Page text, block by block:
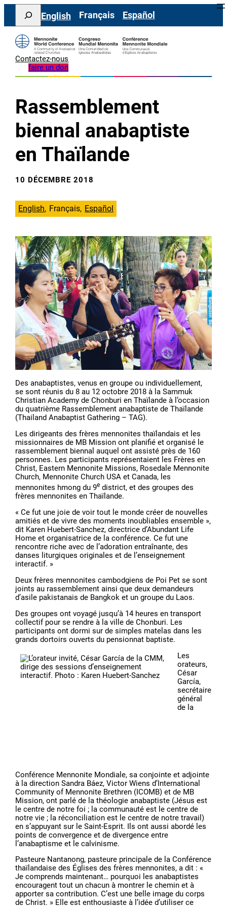
Aller
contenu
Search
English Français Español
Contactez-nous
faire un don
Rassemblement
biennal anabaptiste
en Thaïlande
10 DÉCEMBRE 2018
English Français Español
Des anabaptistes, venus en groupe ou individuellement,
se sont réunis du 8 au 12 octobre 2018 à la Sammuk
Christian Academy de Chonburi en Thaïlande à l’occasion
du quatrième Rassemblement anabaptiste de Thaïlande
(Thailand Anabaptist Gathering – TAG).
Les dirigeants des frères mennonites thaïlandais et les
missionnaires de MB Mission ont planifié et organisé le
rassemblement biennal auquel ont assisté près de 160
personnes. Les participants représentaient les Frères en
Christ, Eastern Mennonite Missions, Rosedale Mennonite
Church, Mennonite Church USA et Canada, les
mennonites hmong du 9e district, et des groupes des
frères mennonites en Thaïlande.
« Ce fut une joie de voir tout le monde créer de nouvelles
amitiés et de vivre des moments inoubliables ensemble »,
dit Karen Huebert-Sanchez, directrice d’Abundant Life
Home et organisatrice de la conférence. Ce fut une
rencontre riche avec de l’adoration entraînante, des
danses liturgiques originales et de l’enseignement
interactif. »
Deux frères mennonites cambodgiens de Poi Pet se sont
joints au rassemblement ainsi que deux demandeurs
d’asile pakistanais de Bangkok et un groupe du Laos.
Des groupes ont voyagé jusqu’à 14 heures en transport
collectif pour se rendre à la ville de Chonburi. Les
participants ont dormi sur de simples matelas dans les
grands dortoirs ouverts du pensionnat baptiste.
Les
orateurs,
César
García,
secrétaire
général
de la
Conférence Mennonite Mondiale, sa conjointe et adjointe
à la direction Sandra Báez, Victor Wiens d’International
Community of Mennonite Brethren (ICOMB) et de MB
Mission, ont parlé de la théologie anabaptiste (Jésus est
le centre de notre foi ; la communauté est le centre de
notre vie ; la réconciliation est le centre de notre travail)
en s’appuyant sur le Saint-Esprit. Ils ont aussi abordé les
points de convergence et de divergence entre
l’anabaptisme et le calvinisme.
Pasteure Nantanong, pasteure principale de la Conférence
thaïlandaise des Églises des frères mennonites, a dit : «
Je comprends maintenant… pourquoi les anabaptistes
encouragent tout un chacun à montrer le chemin et à
apporter sa contribution. C’est une belle image du corps
de Christ. » Elle est enthousiaste à l’idée d’utiliser ce